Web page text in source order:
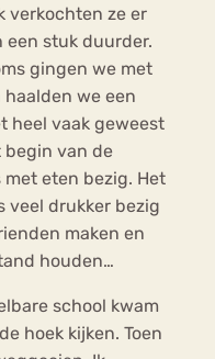
verkochten ze er
een stuk duurder.
gingen we met
we een
heel vaak geweest
begin van de
eten bezig. Het
veel drukker bezig
maken en
houden…
school kwam
hoek kijken. Toen